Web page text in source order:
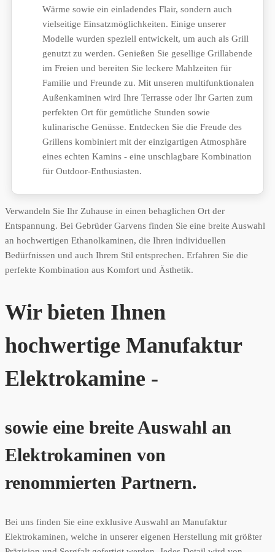
Wärme sowie ein einladendes Flair, sondern auch
vielseitige Einsatzmöglichkeiten. Einige unserer
Modelle wurden speziell entwickelt, um auch als Grill
genutzt zu werden. Genießen Sie gesellige Grillabende
im Freien und bereiten Sie leckere Mahlzeiten für
Familie und Freunde zu. Mit unseren multifunktionalen
Außenkaminen wird Ihre Terrasse oder Ihr Garten zum
perfekten Ort für gemütliche Stunden sowie
kulinarische Genüsse. Entdecken Sie die Freude des
Grillens kombiniert mit der einzigartigen Atmosphäre
eines echten Kamins - eine unschlagbare Kombination
für Outdoor-Enthusiasten.
Verwandeln Sie Ihr Zuhause in einen behaglichen Ort der
Entspannung. Bei Gebrüder Garvens finden Sie eine breite Auswahl
an hochwertigen Ethanolkaminen, die Ihren individuellen
Bedürfnissen und auch Ihrem Stil entsprechen. Erfahren Sie die
perfekte Kombination aus Komfort und Ästhetik.
Wir bieten Ihnen
hochwertige Manufaktur
Elektrokamine -
sowie eine breite Auswahl an
Elektrokaminen von
renommierten Partnern.
Bei uns finden Sie eine exklusive Auswahl an Manufaktur
Elektrokaminen, welche in unserer eigenen Herstellung mit größter